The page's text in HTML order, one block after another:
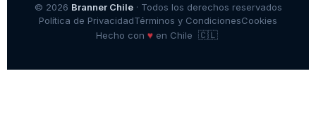
© 2026 Branner Chile· Todos los derechos reservados
Política de PrivacidadTérminos y CondicionesCookies
Hecho con ♥en Chile 🇨🇱